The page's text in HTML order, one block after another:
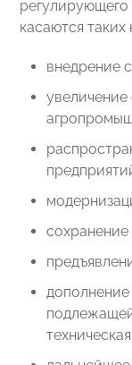
регулирующего
касаются таких
внедрение
дополнение